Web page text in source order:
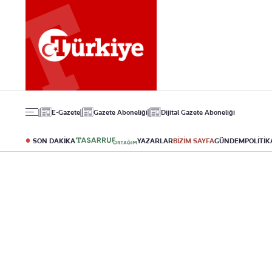
E-Gazete Gazete Aboneliği Dijital Gazete Aboneliği
SON DAKİKA YAZARLARBİZİM SAYFAGÜNDEM
Gündem
Politika
Eğitim
Altın
Döviz
Kripto Para
T-Otomobil
Avrupa Ligi